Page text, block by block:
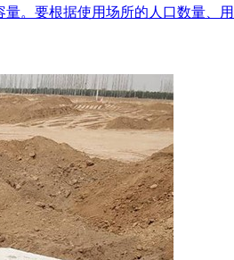
。要根据使用场所的人口数量、